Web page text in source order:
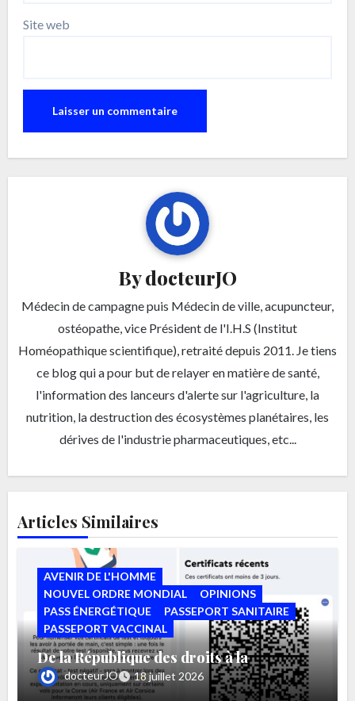
BydocteurJO
Médecin de campagne puis Médecin de ville, acupuncteur,
ostéopathe, vice Président de l'I.H.S (Institut
Homéopathique scientifique), retraité depuis 2011. Je tiens
ce blog qui a pour but de relayer en matière de santé,
l'information des lanceurs d'alerte sur l'agriculture, la
nutrition, la destruction des écosystèmes planétaires, les
dérives de l'industrie pharmaceutiques, etc...
Articles Similaires
AVENIR DE L'HOMME
NOUVEL ORDRE MONDIAL
OPINIONS
PASS ÉNERGÉTIQUE
PASSEPORT SANITAIRE
PASSEPORT VACCINAL
De la République des droits à la
République des autorisations par Bruno
MAURER
docteurJO 18 juillet 2026
Site web